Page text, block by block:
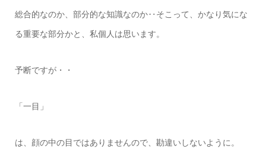
総合的なのか、部分的な知識なのか‥そこって、かなり気にな
る重要な部分かと、私個人は思います。
予断ですが・・
「一目」
は、顔の中の目ではありませんので、勘違いしないように。